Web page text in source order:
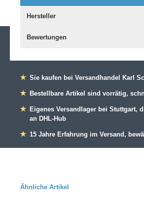
Hersteller
Bewertungen
★ Sie kaufen bei Versandhandel Karl
★ Bestellbare Artikel sind vorrätig,
★ Eigenes Versandlager bei Stuttgart,
an DHL-Hub
★ 15 Jahre Erfahrung im Versand,
Ähnliche Artikel